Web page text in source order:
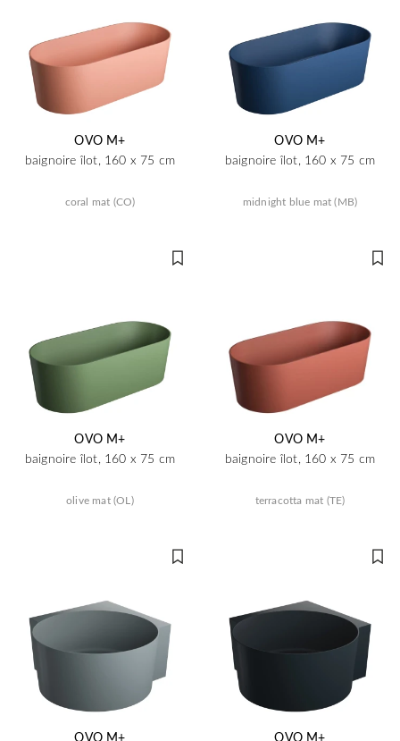
OVO M+
baignoire îlot, 160 x 75 cm
coral mat (CO)
OVO M+
baignoire îlot, 160 x 75 cm
midnight blue mat (MB)
OVO M+
baignoire îlot, 160 x 75 cm
olive mat (OL)
OVO M+
baignoire îlot, 160 x 75 cm
terracotta mat (TE)
OVO M+
OVO M+